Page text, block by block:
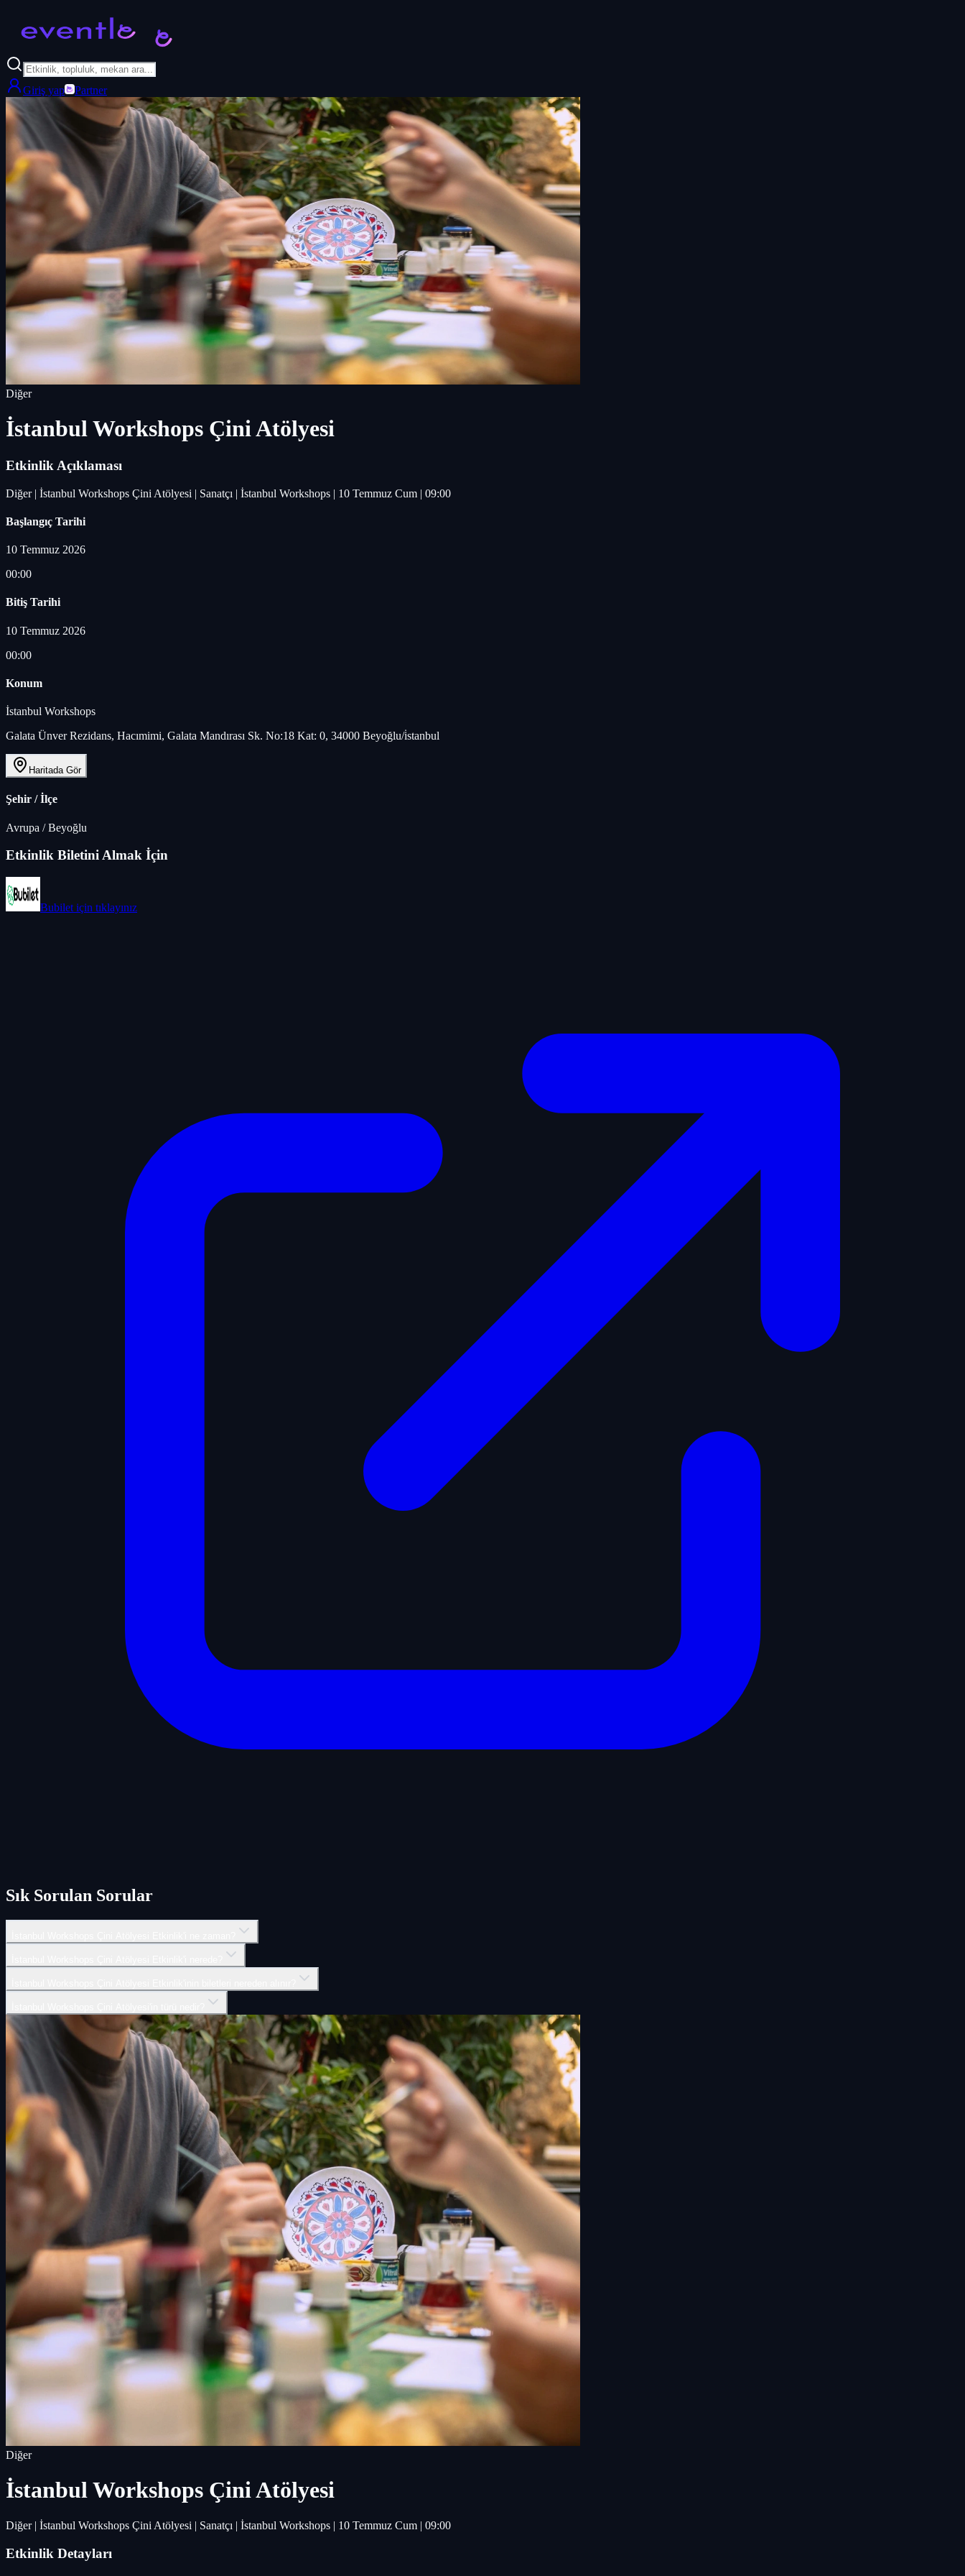
Giriş yap Partner
Diğer
İstanbul Workshops Çini Atölyesi
Etkinlik Açıklaması
Diğer | İstanbul Workshops Çini Atölyesi | Sanatçı | İstanbul Workshops | 10 Temmuz Cum | 09:00
Başlangıç Tarihi
10 Temmuz 2026
00:00
Bitiş Tarihi
10 Temmuz 2026
00:00
Konum
İstanbul Workshops
Galata Ünver Rezidans, Hacımimi, Galata Mandırası Sk. No:18 Kat: 0, 34000 Beyoğlu/i̇stanbul
Haritada Gör
Şehir / İlçe
Avrupa /Beyoğlu
Etkinlik Biletini Almak İçin
Bubilet için tıklayınız
Sık Sorulan Sorular
Diğer
İstanbul Workshops Çini Atölyesi
Diğer | İstanbul Workshops Çini Atölyesi | Sanatçı | İstanbul Workshops | 10 Temmuz Cum | 09:00
Etkinlik Detayları